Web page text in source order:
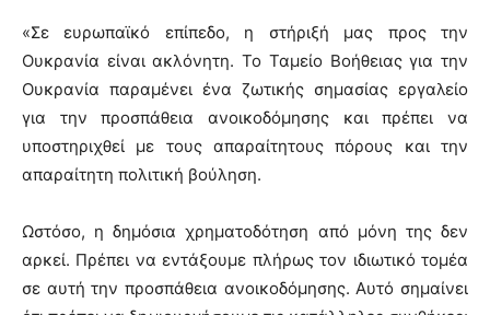
«Σε ευρωπαϊκό επίπεδο, η στήριξή μας προς την
Ουκρανία είναι ακλόνητη. Το Ταμείο Βοήθειας για την
Ουκρανία παραμένει ένα ζωτικής σημασίας εργαλείο
για την προσπάθεια ανοικοδόμησης και πρέπει να
υποστηριχθεί με τους απαραίτητους πόρους και την
απαραίτητη πολιτική βούληση.
Ωστόσο, η δημόσια χρηματοδότηση από μόνη της δεν
αρκεί. Πρέπει να εντάξουμε πλήρως τον ιδιωτικό τομέα
σε αυτή την προσπάθεια ανοικοδόμησης. Αυτό σημαίνει